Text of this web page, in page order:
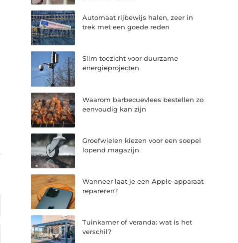
Automaat rijbewijs halen, zeer in
trek met een goede reden
Slim toezicht voor duurzame
energieprojecten
Waarom barbecuevlees bestellen zo
eenvoudig kan zijn
Groefwielen kiezen voor een soepel
lopend magazijn
Wanneer laat je een Apple-apparaat
repareren?
Tuinkamer of veranda: wat is het
verschil?